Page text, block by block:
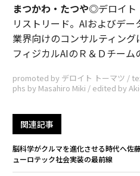
まつかわ・たつや◎デロイト
リストリード。AIおよびデ
業界向けのコンサルティング
フィジカルAIのＲ＆Ｄチーム
promoted by デロイト トーマツ /
phs by Masahiro Miki / edited by
関連記事
脳科学がクルマを進化させる時代へ――
ューロテック社会実装の最前線